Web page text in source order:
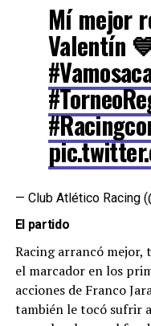
Mí mejor
Valentín
— Club Atlético Racing
El partido
Racing arrancó mejor,
el marcador en los
acciones de Franco
también le tocó sufrir